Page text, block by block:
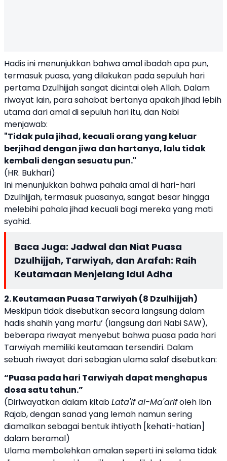
Hadis ini menunjukkan bahwa amal ibadah apa pun,
termasuk puasa, yang dilakukan pada sepuluh hari
pertama Dzulhijjah sangat dicintai oleh Allah. Dalam
riwayat lain, para sahabat bertanya apakah jihad lebih
utama dari amal di sepuluh hari itu, dan Nabi
menjawab:
"Tidak pula jihad, kecuali orang yang keluar
berjihad dengan jiwa dan hartanya, lalu tidak
kembali dengan sesuatu pun."
(HR. Bukhari)
Ini menunjukkan bahwa pahala amal di hari-hari
Dzulhijjah, termasuk puasanya, sangat besar hingga
melebihi pahala jihad kecuali bagi mereka yang mati
syahid.
Baca Juga: Jadwal dan Niat Puasa
Dzulhijjah, Tarwiyah, dan Arafah: Raih
Keutamaan Menjelang Idul Adha
2. Keutamaan Puasa Tarwiyah (8 Dzulhijjah)
Meskipun tidak disebutkan secara langsung dalam
hadis shahih yang marfu’ (langsung dari Nabi SAW),
beberapa riwayat menyebut bahwa puasa pada hari
Tarwiyah memiliki keutamaan tersendiri. Dalam
sebuah riwayat dari sebagian ulama salaf disebutkan:
“Puasa pada hari Tarwiyah dapat menghapus
dosa satu tahun.”
(Diriwayatkan dalam kitabLata'if al-Ma'arifoleh Ibn
Rajab, dengan sanad yang lemah namun sering
diamalkan sebagai bentuk ihtiyath [kehati-hatian]
dalam beramal)
Ulama membolehkan amalan seperti ini selama tidak